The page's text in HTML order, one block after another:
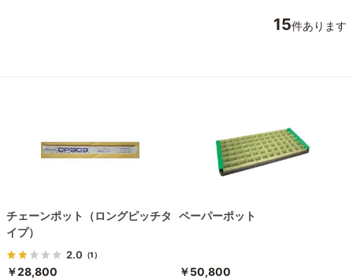
15件あります
チェーンポット（ロングピッチタ
イプ）
2.0 （1）
￥28,800
ペーパーポット
￥50,800